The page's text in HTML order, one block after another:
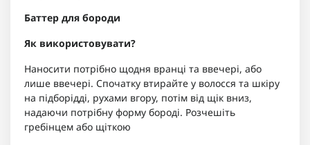
Баттер для бороди
Як використовувати?
Наносити потрібно щодня вранці та ввечері, або
лише ввечері. Спочатку втирайте у волосся та шкіру
на підборідді, рухами вгору, потім від щік вниз,
надаючи потрібну форму бороді. Розчешіть
гребінцем або щіткою